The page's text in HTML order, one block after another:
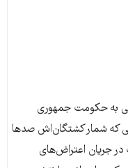
به حکومت جمهوری
بود؛ اعتراض‌هایی که شمار کشتگان‌اش صدها
جریان اعتراض­‌های